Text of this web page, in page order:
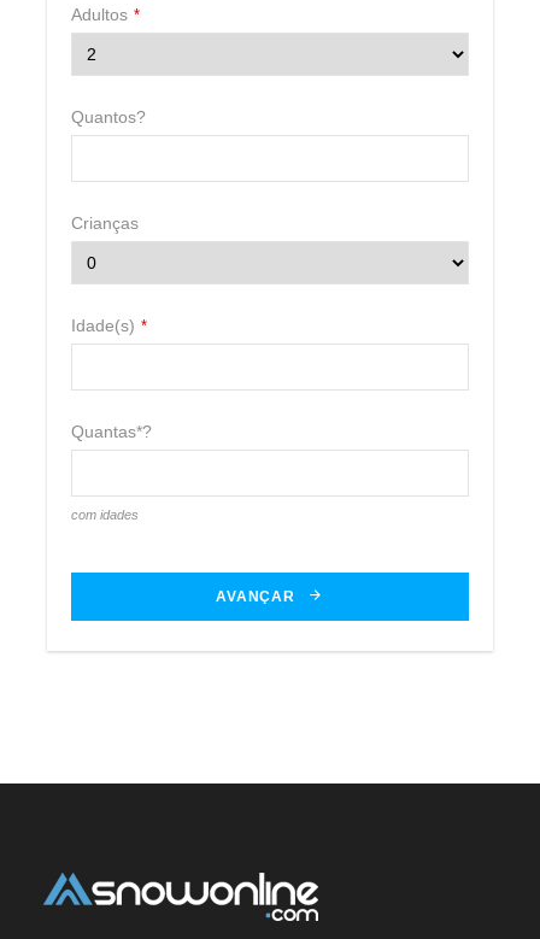
Adultos *
Quantos?
Crianças
Idade(s) *
Quantas*?
com idades
AVANÇAR